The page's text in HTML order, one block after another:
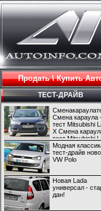
Продать \ Купить
ТЕСТ-ДРАЙВ
Смена караула
тест Mitsubishi
X Смена
тест Mitsubishi
X
Модная
тест-драйв
VW Polo
Новая Lada
универсал -
дан!